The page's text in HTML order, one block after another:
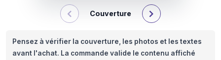
Couverture
Pensez à vérifier la couverture, les photos et les textes
avant l'achat. La commande valide le contenu affiché